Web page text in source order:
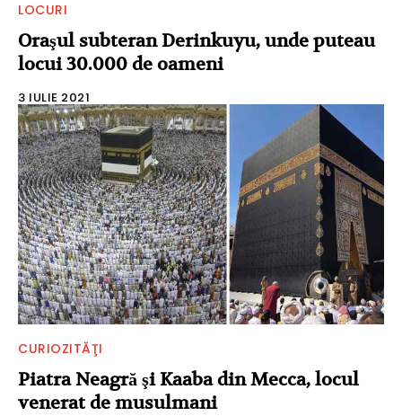
LOCURI
Oraşul subteran Derinkuyu, unde puteau
locui 30.000 de oameni
3 IULIE 2021
CURIOZITĂŢI
Piatra Neagră şi Kaaba din Mecca, locul
venerat de musulmani